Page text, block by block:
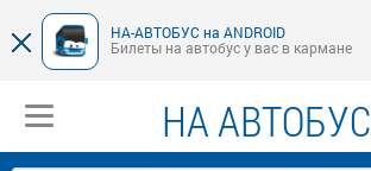
НА-АВТОБУС на ANDROID
Билеты на автобус у вас в кармане
НА АВТОБУС